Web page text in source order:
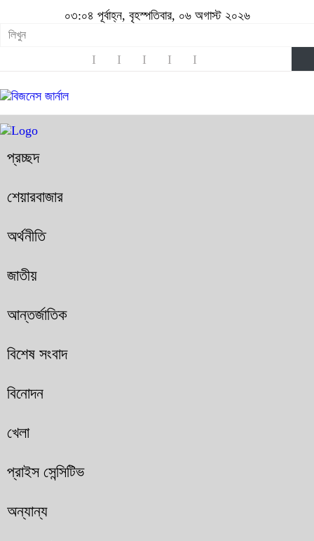
০৩:০৪ পূর্বাহ্ন, বৃহস্পতিবার, ০৬ অগাস্ট ২০২৬
প্রচ্ছদ
শেয়ারবাজার
অর্থনীতি
জাতীয়
আন্তর্জাতিক
বিশেষ সংবাদ
বিনোদন
খেলা
প্রাইস সেন্সিটিভ
অন্যান্য